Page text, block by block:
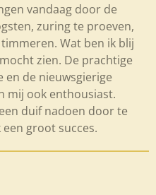
vandaag door de
zuring te proeven,
Wat ben ik blij
zien. De prachtige
en de nieuwsgierige
mij ook enthousiast.
duif nadoen door te
groot succes.